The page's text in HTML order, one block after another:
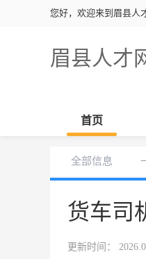
您好，欢迎来到眉县人
眉县人才
首页
全部信息
货车司
更新时间：